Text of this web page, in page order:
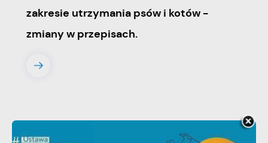
zakresie utrzymania psów i kotów -
zmiany w przepisach.